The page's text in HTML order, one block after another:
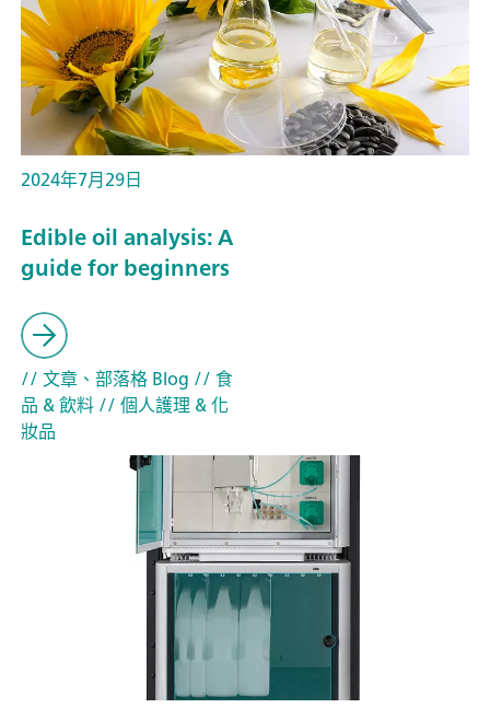
2024年7月29日
Edible oil analysis: A
guide for beginners
// 文章、部落格 Blog // 食
品 & 飲料// 個人護理 & 化
妝品